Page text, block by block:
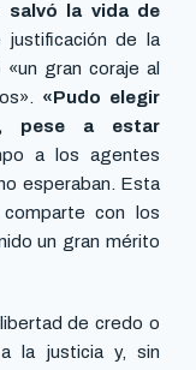
salvó la vida de
justificación de la
gran coraje al
«Pudo elegir
pese a estar
a los agentes
esperaban. Esta
con los
un gran mérito
de credo o
la justicia y, sin